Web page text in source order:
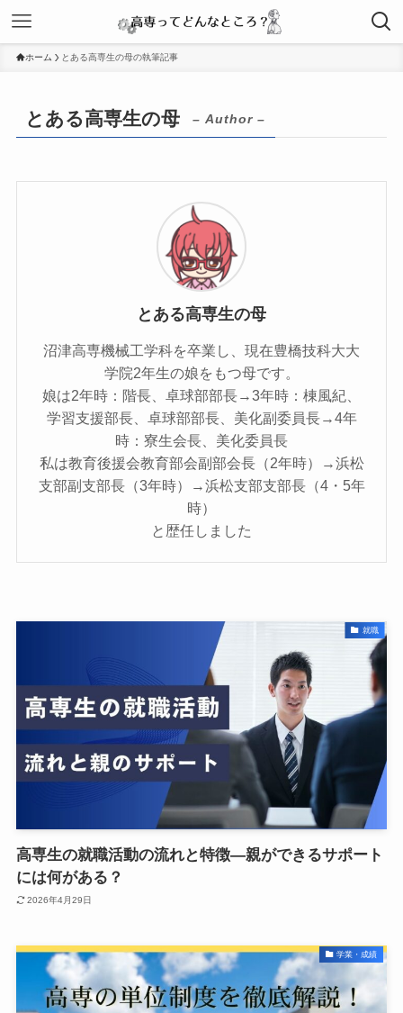
ホーム とある高専生の母の執筆記事
とある高専生の母 – Author –
とある高専生の母
沼津高専機械工学科を卒業し、現在豊橋技科大大
学院2年生の娘をもつ母です。
娘は2年時：階長、卓球部部長→3年時：棟風紀、
学習支援部長、卓球部部長、美化副委員長→4年
時：寮生会長、美化委員長
私は教育後援会教育部会副部会長（2年時）→浜松
支部副支部長（3年時）→浜松支部支部長（4・5年
時）
と歴任しました
就職
高専生の就職活動の流れと特徴―親ができるサポート
には何がある？
2026年4月29日
学業・成績